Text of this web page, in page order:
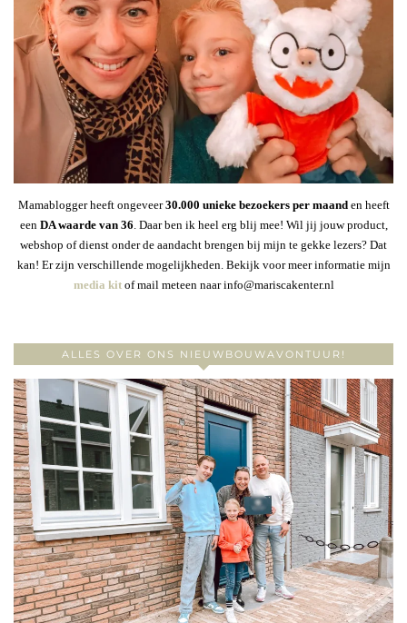
Mamablogger heeft ongeveer30.000 unieke bezoekers per maanden heeft
een DA waarde van 36. Daar ben ik heel erg blij mee! Wil jij jouw product,
webshop of dienst onder de aandacht brengen bij mijn te gekke lezers? Dat
kan! Er zijn verschillende mogelijkheden. Bekijk voor meer informatie mijn
media kitof mail meteen naar info@mariscakenter.nl
ALLES OVER ONS NIEUWBOUWAVONTUUR!